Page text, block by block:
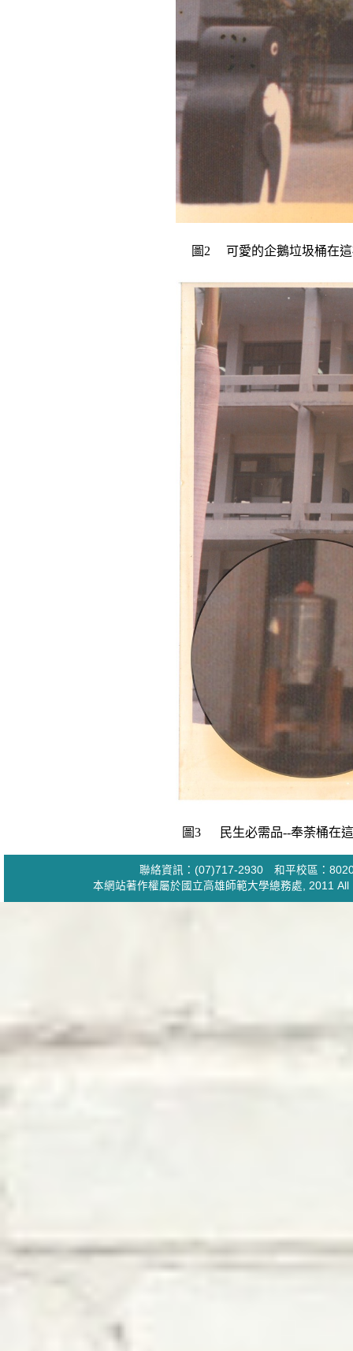
圖 2 可愛的企鵝垃圾桶在
圖3 民生必需品--奉荼桶在
聯絡資訊：(07)717-2930 和平校區：
本網站著作權屬於國立高雄師範大學總務處, 2011